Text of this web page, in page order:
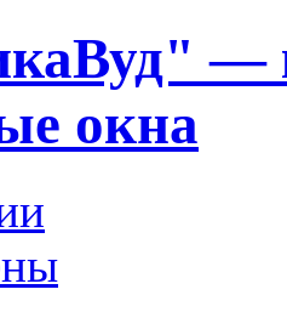
—
окна